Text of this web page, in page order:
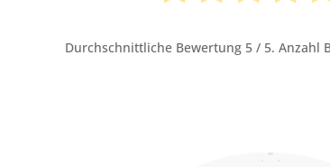
Durchschnittliche Bewertung 5/ 5. Anzahl